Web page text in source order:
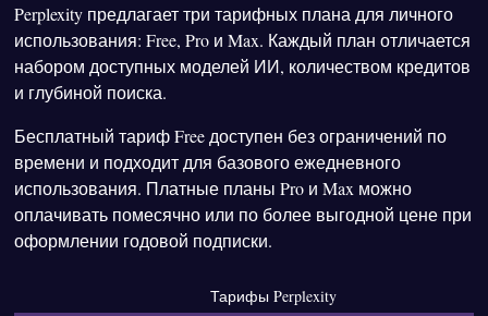
Perplexity предлагает три тарифных плана для личного
использования: Free, Pro и Max. Каждый план отличается
набором доступных моделей ИИ, количеством кредитов
и глубиной поиска.
Бесплатный тариф Free доступен без ограничений по
времени и подходит для базового ежедневного
использования. Платные планы Pro и Max можно
оплачивать помесячно или по более выгодной цене при
оформлении годовой подписки.
Тарифы Perplexity